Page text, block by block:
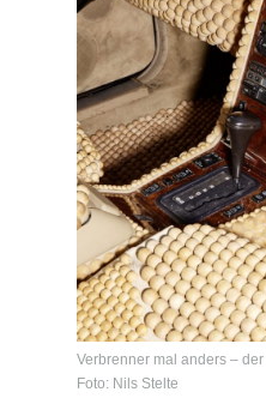
Verbrenner mal anders –
Foto: Nils Stelte